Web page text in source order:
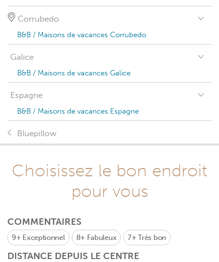
Corrubedo
B&B / Maisons de vacances Corrubedo
Galice
B&B / Maisons de vacances Galice
Espagne
B&B / Maisons de vacances Espagne
Bluepillow
Choisissez le bon endroit
pour vous
COMMENTAIRES
9+ Exceptionnel 8+ Fabuleux 7+Très bon
DISTANCE DEPUIS LE CENTRE